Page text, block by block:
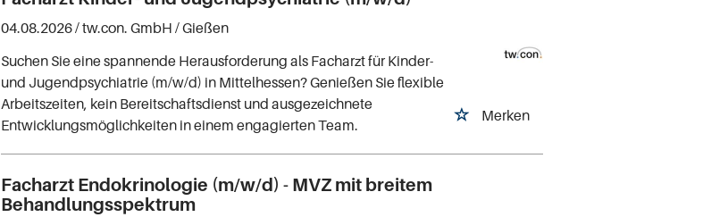
Merken
04.08.2026 /tw.con. GmbH / Gießen
Suchen Sie eine spannende Herausforderung als Facharzt für Kinder-
und Jugendpsychiatrie (m/w/d) in Mittelhessen? Genießen Sie flexible
Arbeitszeiten, kein Bereitschaftsdienst und ausgezeichnete
Entwicklungsmöglichkeiten in einem engagierten Team.
Facharzt Endokrinologie (m/w/d) - MVZ mit breitem
Behandlungsspektrum